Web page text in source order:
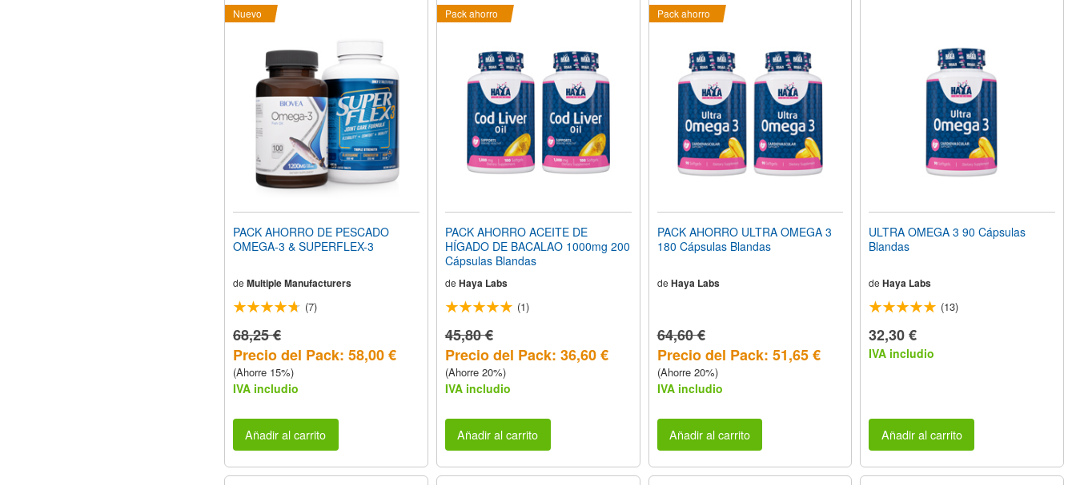
Nuevo
PACK AHORRO DE PESCADO
OMEGA-3 & SUPERFLEX-3
de Multiple Manufacturers
(7)
68,25 €
Precio del Pack: 58,00 €
(Ahorre 15%)
IVA includio
Añadir al carrito
Pack ahorro
PACK AHORRO ACEITE DE
HÍGADO DE BACALAO 1000mg 200
Cápsulas Blandas
de Haya Labs
(1)
45,80 €
Precio del Pack: 36,60 €
(Ahorre 20%)
IVA includio
Añadir al carrito
Pack ahorro
PACK AHORRO ULTRA OMEGA 3
180 Cápsulas Blandas
de Haya Labs
64,60 €
Precio del Pack: 51,65 €
(Ahorre 20%)
IVA includio
Añadir al carrito
ULTRA OMEGA 3 90 Cápsulas
Blandas
de Haya Labs
(13)
32,30 €
IVA includio
Añadir al carrito